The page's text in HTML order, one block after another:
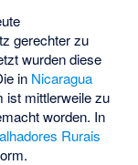
gerechter zu
wurden diese
in Nicaragua
ist mittlerweile zu
worden. In
Rurais